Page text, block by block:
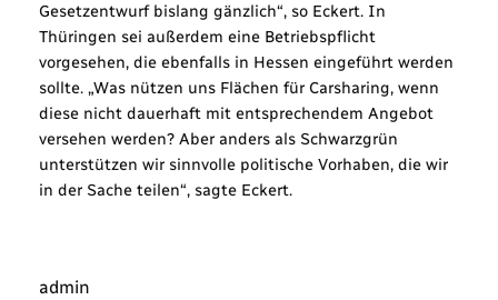
Gesetzentwurf bislang gänzlich“, so Eckert. In
Thüringen sei außerdem eine Betriebspflicht
vorgesehen, die ebenfalls in Hessen eingeführt werden
sollte. „Was nützen uns Flächen für Carsharing, wenn
diese nicht dauerhaft mit entsprechendem Angebot
versehen werden? Aber anders als Schwarzgrün
unterstützen wir sinnvolle politische Vorhaben, die wir
in der Sache teilen“, sagte Eckert.
admin